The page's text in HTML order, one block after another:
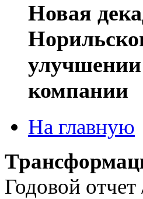
Новая
улучшении
компании
На главную
Годовой